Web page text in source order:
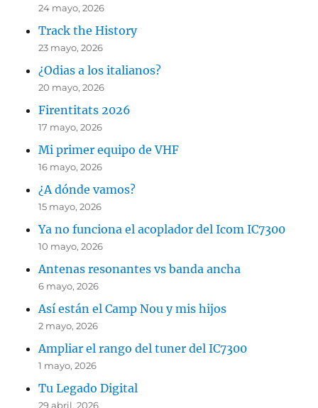
24 mayo, 2026
Track the History
23 mayo, 2026
¿Odias a los italianos?
20 mayo, 2026
Firentitats 2026
17 mayo, 2026
Mi primer equipo de VHF
16 mayo, 2026
¿A dónde vamos?
15 mayo, 2026
Ya no funciona el acoplador del Icom IC7300
10 mayo, 2026
Antenas resonantes vs banda ancha
6 mayo, 2026
Así están el Camp Nou y mis hijos
2 mayo, 2026
Ampliar el rango del tuner del IC7300
1 mayo, 2026
Tu Legado Digital
29 abril, 2026